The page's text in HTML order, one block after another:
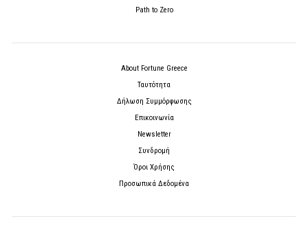
Path to Zero
About Fortune Greece
Ταυτότητα
Δήλωση Συμμόρφωσης
Επικοινωνία
Newsletter
Συνδρομή
Όροι Χρήσης
Προσωπικά Δεδομένα